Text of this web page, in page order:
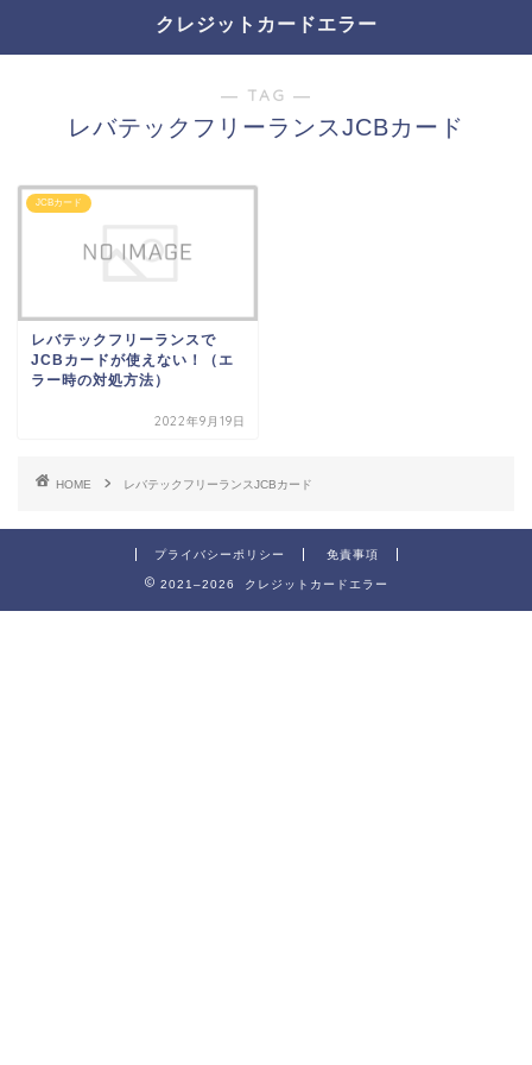
クレジットカードエラー
― TAG ―
レバテックフリーランスJCBカード
JCBカード
レバテックフリーランスで
JCBカードが使えない！（エ
ラー時の対処方法）
2022年9月19日
HOME レバテックフリーランスJCBカード
プライバシーポリシー 免責事項
2021–2026 クレジットカードエラー